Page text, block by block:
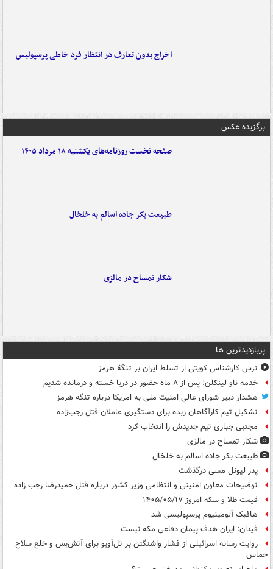
اخراج بدون تعارف در انتظار فرد خاطی پرسپولیس
برگزیده عکس
صفحه نخست روزنامه‌های یکشنبه ۱۸ مرداد ۱۴۰۵
طبیعت بکر جاده اسالم به خلخال
شکار تمساح در مالزی
پربازدیدترین ها
ترس کارشناس کویتی از تسلط ایران بر تنگۀ هرمز
خدمه ناو لینکلن: پس از ۸ ماه حضور در دریا خسته و درمانده‌ شدیم
هشدار دبیر شورای عالی امنیت ملی به امریکا درباره تنگه هرمز
تشکیل تیم کارآگاهان زبده برای دستگیری عاملان قتل رجب‌زاده
مجتبی جباری تیم جدیدش را انتخاب کرد
شکار تمساح در مالزی
طبیعت بکر جاده اسالم به خلخال
پدر لیونل مسی درگذشت
توضیحات معاون امنیتی و انتظامی وزیر کشور درباره قتل حمیدرضا رجب زاده
قیمت طلا و سکه امروز ۱۴۰۵/۰۵/۱۷
هافبک آلومینیوم پرسپولیسی شد
فیدان: ایران هدف پیمان دفاعی مکه نیست
روایت رسانه اسرائیلی از فشار واشنگتن بر تل‌آویو برای آتش‌بس و خلع سلاح
حماس